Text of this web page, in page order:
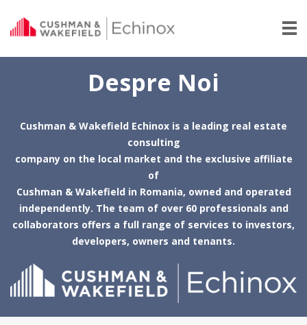
Despre Noi
Cushman & Wakefield Echinox is a leading real estate
consulting
company on the local market and the exclusive affiliate
of
Cushman & Wakefield in Romania, owned and operated
independently. The team of over 60 professionals and
collaborators offers a full range of services to investors,
developers, owners and tenants.